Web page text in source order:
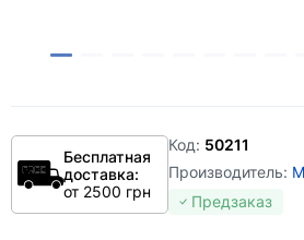
Бесплатная
доставка:
от 2500 грн
Код: 50211
Производитель:
Предзаказ